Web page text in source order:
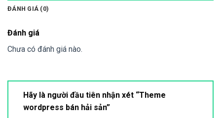
ĐÁNH GIÁ (0)
Đánh giá
Chưa có đánh giá nào.
Hãy là người đầu tiên nhận xét “Theme
wordpress bán hải sản”